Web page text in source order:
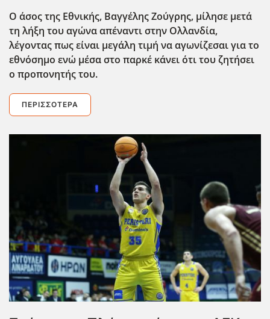
O άσος της Εθνικής, Βαγγέλης Ζούγρης, μίλησε μετά
τη λήξη του αγώνα απέναντι στην Ολλανδία,
λέγοντας πως είναι μεγάλη τιμή να αγωνίζεσαι για το
εθνόσημο ενώ μέσα στο παρκέ κάνει ότι του ζητήσει
ο προπονητής του.
ΠΕΡΙΣΣΌΤΕΡΑ